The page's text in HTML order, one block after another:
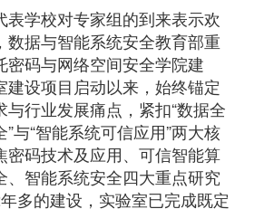
学校对专家组的到来表示欢
数据与智能系统安全教育部重
密码与网络空间安全学院建
建设项目启动以来，始终锚定
与行业发展痛点，紧扣“数据全
与“智能系统可信应用”两大核
密码技术及应用、可信智能算
、智能系统安全四大重点研究
多的建设，实验室已完成既定